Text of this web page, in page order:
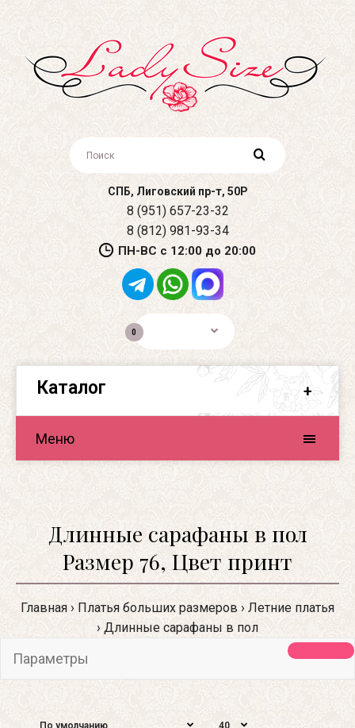
СПБ, Лиговский пр-т, 50Р
8 (951) 657-23-32
8 (812) 981-93-34
ПН-ВС с 12:00 до 20:00
0
Каталог
Меню
Длинные сарафаны в пол
Размер 76, Цвет принт
Главная Платья больших размеров
Летние платья
Длинные сарафаны в пол
Параметры